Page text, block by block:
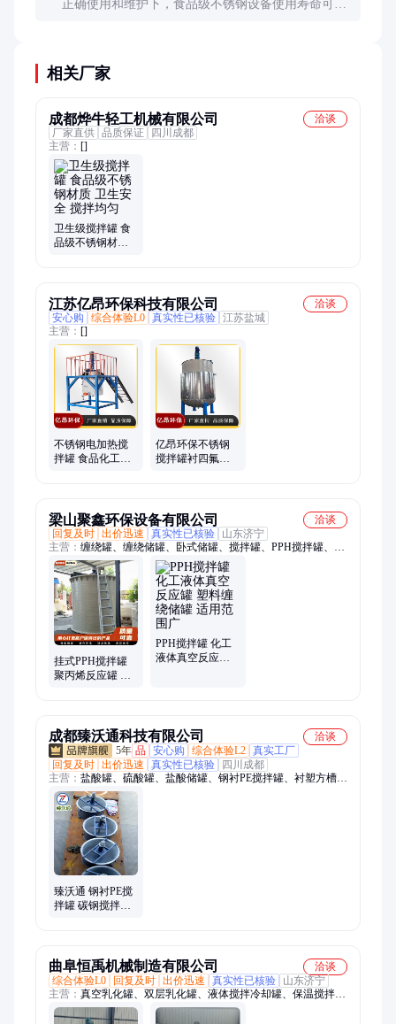
正确使用和维护下，食品级不锈钢设备使用寿命可达
相关厂家
成都烨牛轻工机械有限公司
洽谈
厂家直供 品质保证
四川成都
主营： []
卫生级搅拌罐 食
品级不锈钢材质
江苏亿昂环保科技有限公司
洽谈
安心购
综合体验L0 真实性已核验 江苏盐城
主营： []
不锈钢电加热搅
拌罐 食品化工用
亿昂环保不锈钢
搅拌罐衬四氟
梁山聚鑫环保设备有限公司
洽谈
回复及时 出价迅速 真实性已核验
山东济宁
主营： 缠绕罐、缠绕储罐、卧式储罐、搅拌罐、PPH搅拌罐、化
工储罐、无缝运输罐、平底塑料罐、真空计量罐、缠绕搅拌酸洗
罐、PPH缠绕储罐、塑料储罐、防腐储罐、PP储罐、PPH卧式储
罐、酸雾净化塔、反应釜、PPH电解液储罐、塑料防腐储罐、
PPH喷淋塔、PP除雾喷淋塔、PP真空计量罐、PP锥底酸洗罐、
PP水洗塔、化工塑料储罐
挂式PPH搅拌罐
聚丙烯反应罐 大
PPH搅拌罐 化工
液体真空反应罐
成都臻沃通科技有限公司
洽谈
5年 品 安心购 综合体验L2 真实工厂
回复及时 出价迅速 真实性已核验
四川成都
主营： 盐酸罐、硫酸罐、盐酸储罐、钢衬PE搅拌罐、衬塑方槽、
不锈钢罐、衬ptfe、内衬四氟、衬塑储罐、防腐储罐、四氟管
道、Pe储罐、衬四氟、不锈钢储罐、四氟储罐、钢衬四氟储罐、
四氟衬里、碳钢衬四氟、四氟防腐储罐、不锈钢衬四氟、钢衬塑
储罐、钢衬pe储罐、衬氟储罐、化工储罐、四氟内衬储罐、四氟
储存罐
臻沃通 钢衬PE搅
拌罐 碳钢搅拌设
曲阜恒禹机械制造有限公司
洽谈
综合体验L0
回复及时 出价迅速 真实性已核验
山东济宁
主营： 真空乳化罐、双层乳化罐、液体搅拌冷却罐、保温搅拌
罐、不锈钢搅拌罐、搅拌罐、浓缩提取机组、提取罐